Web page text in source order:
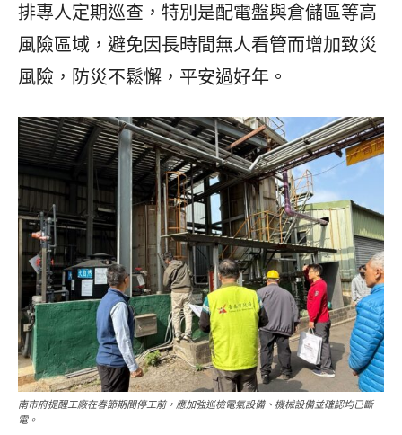
排專人定期巡查，特別是配電盤與倉儲區等高
風險區域，避免因長時間無人看管而增加致災
風險，防災不鬆懈，平安過好年。
南市府提醒工廠在春節期間停工前，應加強巡檢電氣設備、機械設備並確認均已斷
電。